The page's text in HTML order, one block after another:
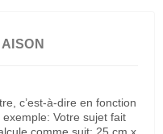
c’est-à-dire en fonction
Votre sujet fait